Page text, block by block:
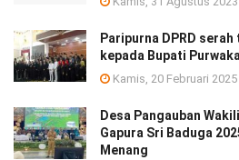
Paripurna DPRD
kepada Bupati
Kamis, 20 Februari 2025
Desa Pangauban
Gapura Sri Baduga
Menang